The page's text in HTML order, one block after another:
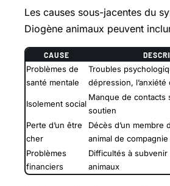
Les causes sous-jacentes du
Diogène animaux peuvent
CAUSE
Problèmes de
santé mentale
Troubles
dépression, l’anxiété
Isolement social
Manque de contacts
soutien
Perte d’un être
cher
Décès d’un membre
animal de compagnie
Problèmes
financiers
Difficultés à
animaux